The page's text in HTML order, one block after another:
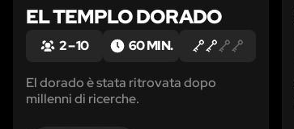
EL TEMPLO DORADO
2 – 10 60 MIN.
El dorado è stata ritrovata dopo
millenni di ricerche.